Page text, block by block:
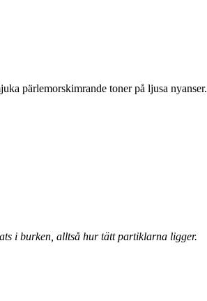
pärlemorskimrande toner på ljusa nyanser.
i burken, alltså hur tätt partiklarna ligger.